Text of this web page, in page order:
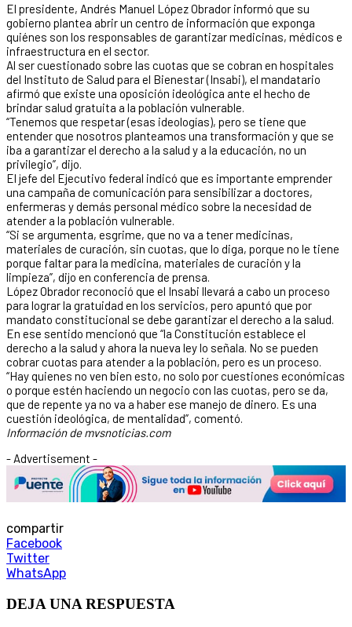
El presidente, Andrés Manuel López Obrador informó que su
gobierno plantea abrir un centro de información que exponga
quiénes son los responsables de garantizar medicinas, médicos e
infraestructura en el sector.
Al ser cuestionado sobre las cuotas que se cobran en hospitales
del Instituto de Salud para el Bienestar (Insabi), el mandatario
afirmó que existe una oposición ideológica ante el hecho de
brindar salud gratuita a la población vulnerable.
“Tenemos que respetar (esas ideologías), pero se tiene que
entender que nosotros planteamos una transformación y que se
iba a garantizar el derecho a la salud y a la educación, no un
privilegio”, dijo.
El jefe del Ejecutivo federal indicó que es importante emprender
una campaña de comunicación para sensibilizar a doctores,
enfermeras y demás personal médico sobre la necesidad de
atender a la población vulnerable.
“Si se argumenta, esgrime, que no va a tener medicinas,
materiales de curación, sin cuotas, que lo diga, porque no le tiene
porque faltar para la medicina, materiales de curación y la
limpieza”, dijo en conferencia de prensa.
López Obrador reconoció que el Insabi llevará a cabo un proceso
para lograr la gratuidad en los servicios, pero apuntó que por
mandato constitucional se debe garantizar el derecho a la salud.
En ese sentido mencionó que “la Constitución establece el
derecho a la salud y ahora la nueva ley lo señala. No se pueden
cobrar cuotas para atender a la población, pero es un proceso.
“Hay quienes no ven bien esto, no solo por cuestiones económicas
o porque estén haciendo un negocio con las cuotas, pero se da,
que de repente ya no va a haber ese manejo de dinero. Es una
cuestión ideológica, de mentalidad”, comentó.
Información de mvsnoticias.com
- Advertisement -
compartir
Facebook
Twitter
WhatsApp
DEJA UNA RESPUESTA